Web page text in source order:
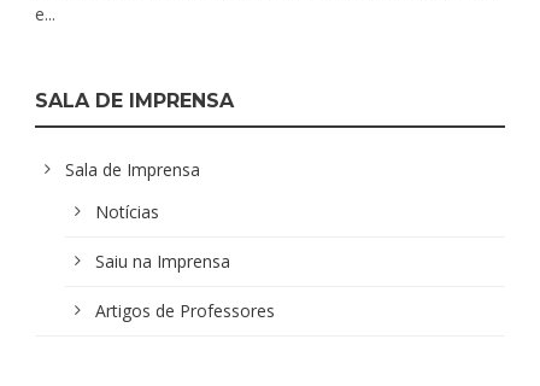
e...
SALA DE IMPRENSA
Sala de Imprensa
Notícias
Saiu na Imprensa
Artigos de Professores